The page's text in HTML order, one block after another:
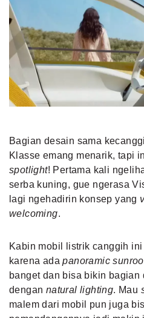
Bagian desain sama
Klasse emang menarik, tapi
spotlight! Pertama kali
serba kuning, gue ngerasa
lagi ngehadirin konsep yang
welcoming.
Kabin mobil listrik canggih
karena adapanoramic
banget dan bisa bikin bagian
dengan natural lighting. Mau
malem dari mobil pun juga